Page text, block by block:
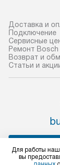
доставки
Если
прибор до
уточните
За данную
прибора
через
Доставка и
Подключение
Сервисные
Ремонт Bosch
Возврат и
Статьи и
Для работы
вы